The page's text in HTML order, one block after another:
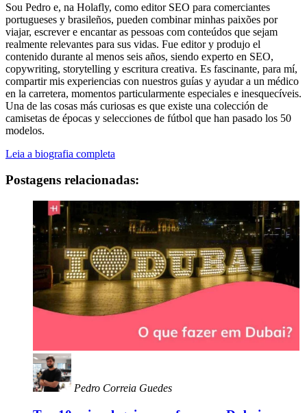
Sou Pedro e, na Holafly, como editor SEO para comerciantes
portugueses y brasileños, pueden combinar minhas paixões por
viajar, escrever e encantar as pessoas com conteúdos que sejam
realmente relevantes para sus vidas. Fue editor y produjo el
contenido durante al menos seis años, siendo experto en SEO,
copywriting, storytelling y escritura creativa. Es fascinante, para mí,
compartir mis experiencias con nuestros guías y ayudar a un médico
en la carretera, momentos particularmente especiales e inesquecíveis.
Una de las cosas más curiosas es que existe una colección de
camisetas de épocas y selecciones de fútbol que han pasado los 50
modelos.
Leia a biografia completa
Postagens relacionadas:
Pedro Correia Guedes